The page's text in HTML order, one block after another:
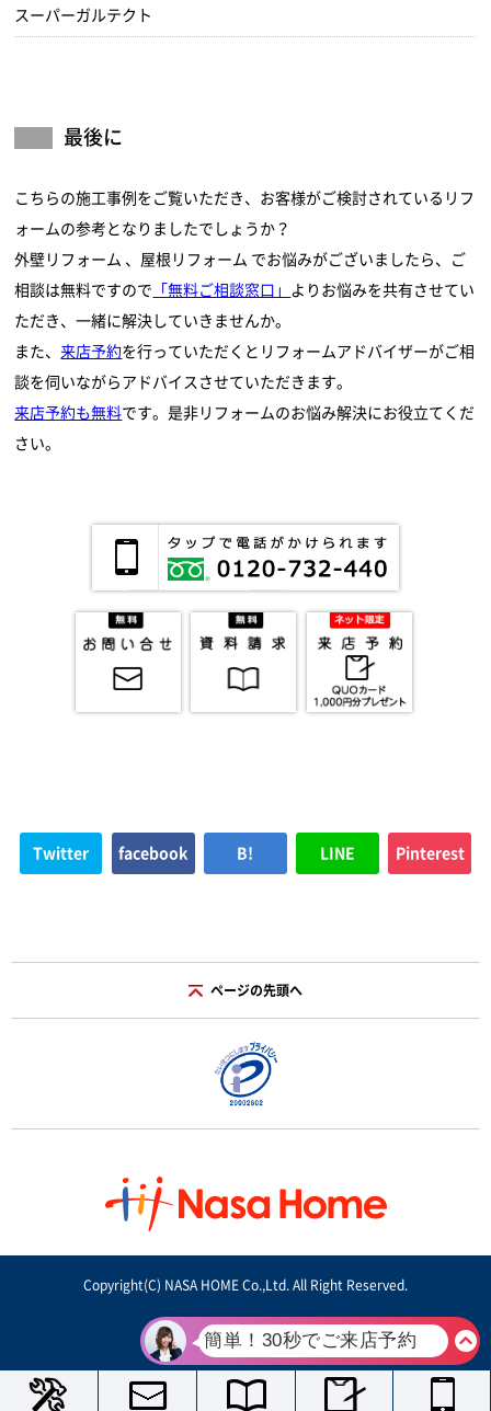
スーパーガルテクト
最後に
こちらの施工事例をご覧いただき、お客様がご検討されているリフ
ォームの参考となりましたでしょうか？
外壁リフォーム
屋根リフォーム でお悩みがございましたら、ご
相談は無料ですので
「無料ご相談窓口」
よりお悩みを共有させてい
ただき、一緒に解決していきませんか。
また、来店予約を行っていただくとリフォームアドバイザーがご相
談を伺いながらアドバイスさせていただきます。
来店予約も無料です。是非リフォームのお悩み解決にお役立てくだ
さい。
Twitter facebook B! LINE Pinterest
ページの先頭へ
Copyright(C) NASA HOME Co.,Ltd. All Right Reserved.